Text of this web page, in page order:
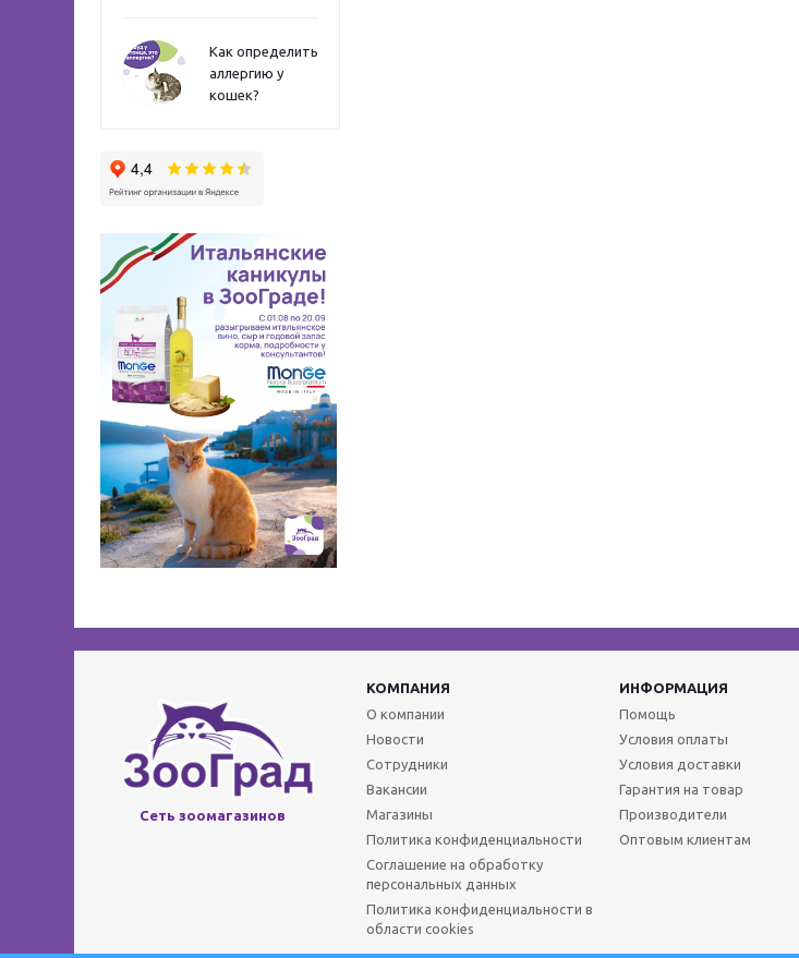
Как определить
аллергию у
кошек?
Сеть зоомагазинов
КОМПАНИЯ ИНФОРМАЦИЯ
О компании
Новости
Сотрудники
Вакансии
Магазины
Политика конфиденциальности
Соглашение на обработку
персональных данных
Политика конфиденциальности в
области cookies
Помощь
Условия оплаты
Условия доставки
Гарантия на товар
Производители
Оптовым клиентам